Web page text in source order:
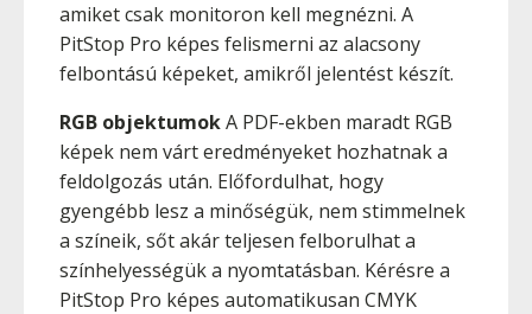
amiket csak monitoron kell megnézni. A
PitStop Pro képes felismerni az alacsony
felbontású képeket, amikről jelentést készít.
RGB objektumokA PDF-ekben maradt RGB
képek nem várt eredményeket hozhatnak a
feldolgozás után. Előfordulhat, hogy
gyengébb lesz a minőségük, nem stimmelnek
a színeik, sőt akár teljesen felborulhat a
színhelyességük a nyomtatásban. Kérésre a
PitStop Pro képes automatikusan CMYK